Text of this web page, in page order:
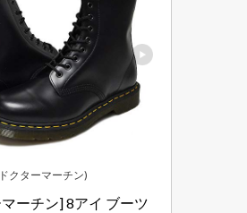
クターマーチン)
ーチン] 8アイ ブーツ